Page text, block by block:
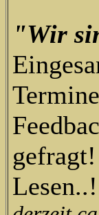
"Wir
Lesen..!